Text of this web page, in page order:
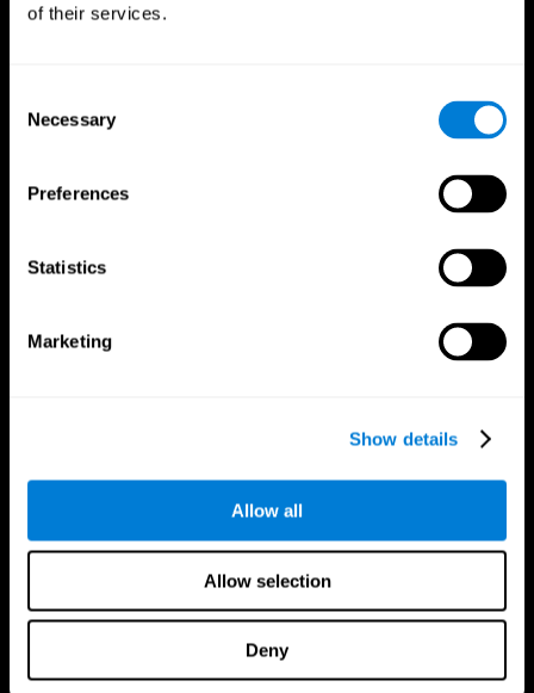
of their services.
Selection
Necessary
Preferences
Statistics
Marketing
Show details
Allow all
Allow selection
Deny
Следуйте за нами